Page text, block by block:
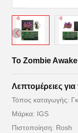
Το Zombie
Λεπτομέρειες
Τόπος καταγωγής:
Μάρκα: IGS
Πιστοποίηση: Rosh